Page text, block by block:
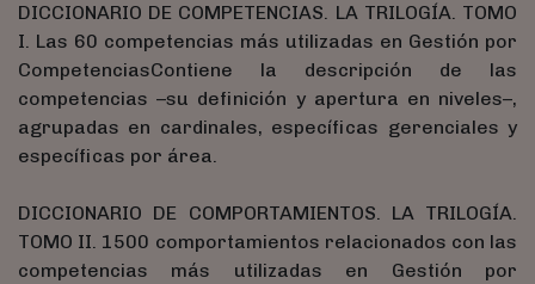
DICCIONARIO DE COMPETENCIAS. LA TRILOGÍA. TOMO
I. Las 60 competencias más utilizadas en Gestión por
CompetenciasContiene la descripción de las
competencias –su definición y apertura en niveles–,
agrupadas en cardinales, específicas gerenciales y
específicas por área.
DICCIONARIO DE COMPORTAMIENTOS. LA TRILOGÍA.
TOMO II. 1500 comportamientos relacionados con las
competencias más utilizadas en Gestión por